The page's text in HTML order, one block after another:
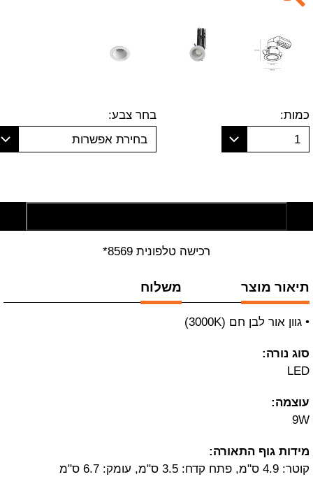
כמות:
1
בחר צבע:
בחירת אפשרות
רכישה טלפונית 8569*
תיאור מוצר משלוח
• גוון אור לבן חם (3000K)
סוג נורה:
LED
עוצמה:
9W
מידות גוף התאורה:
קוטר: 4.9 ס"מ, פתח קדח: 3.5 ס"מ, עומק: 6.7 ס"מ